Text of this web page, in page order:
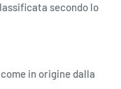
secondo lo
in origine dalla